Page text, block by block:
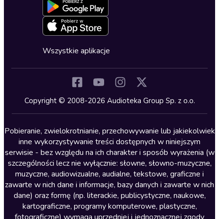
Kryminały
Lektury szkolne
Literatura anglojęzyczna
Literatura faktu
Literatura obyczajowa
Literatura piękna obca
Literatura piękna polska
Nagrania relaksacyjne
Deklaracja dostępności
Oferta dla firm i bibliotek
Blog
Zapowiedzi
Cykle audiobooków
Wszystkie aplikacje
Copyright © 2008-2026 Audioteka Group Sp. z o.o.
Pobieranie, zwielokrotnianie, przechowywanie lub jakiekolwiek
inne wykorzystywanie treści dostępnych w niniejszym
serwisie - bez względu na ich charakter i sposób wyrażenia (w
szczególności lecz nie wyłącznie: słowne, słowno-muzyczne,
muzyczne, audiowizualne, audialne, tekstowe, graficzne i
zawarte w nich dane i informacje, bazy danych i zawarte w nich
dane) oraz formę (np. literackie, publicystyczne, naukowe,
kartograficzne, programy komputerowe, plastyczne,